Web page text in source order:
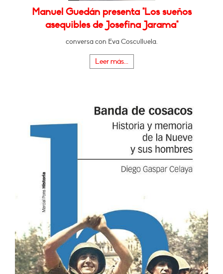
Manuel Guedán presenta "Los sueños
asequibles de Josefina Jarama"
conversa con Eva Cosculluela.
Leer más...